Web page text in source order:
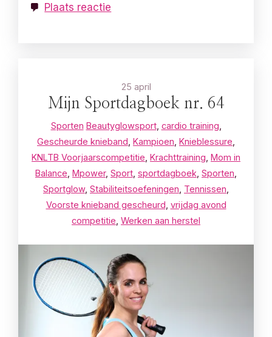
Plaats reactie
25 april
Mijn Sportdagboek nr. 64
Sporten Beautyglowsport, cardio training
Gescheurde knieband Kampioen Knieblessure
KNLTB Voorjaarscompetitie Krachttraining Mom in
Balance Mpower, Sport sportdagboek Sporten
Sportglow, Stabiliteitsoefeningen Tennissen
Voorste knieband gescheurd vrijdag avond
competitie Werken aan herstel